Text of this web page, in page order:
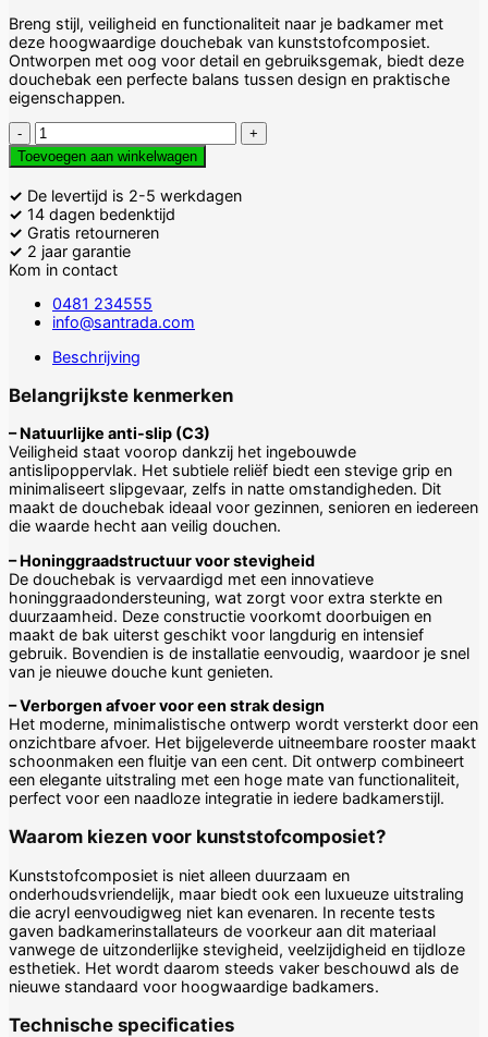
Breng stijl, veiligheid en functionaliteit naar je badkamer met
deze hoogwaardige douchebak van kunststofcomposiet.
Ontworpen met oog voor detail en gebruiksgemak, biedt deze
douchebak een perfecte balans tussen design en praktische
eigenschappen.
Kunststofcomposiet
Douchebak
Wit
90
x
120
x
3
cm
Inclusief
bijpassende
sifon
aantal
Toevoegen aan winkelwagen
✓ De levertijd is 2-5 werkdagen
✓ 14 dagen bedenktijd
✓ Gratis retourneren
✓ 2 jaar garantie
Kom in contact
0481 234555
info@santrada.com
Beschrijving
Belangrijkste kenmerken
– Natuurlijke anti-slip (C3)
Veiligheid staat voorop dankzij het ingebouwde
antislipoppervlak. Het subtiele reliëf biedt een stevige grip en
minimaliseert slipgevaar, zelfs in natte omstandigheden. Dit
maakt de douchebak ideaal voor gezinnen, senioren en iedereen
die waarde hecht aan veilig douchen.
– Honinggraadstructuur voor stevigheid
De douchebak is vervaardigd met een innovatieve
honinggraadondersteuning, wat zorgt voor extra sterkte en
duurzaamheid. Deze constructie voorkomt doorbuigen en
maakt de bak uiterst geschikt voor langdurig en intensief
gebruik. Bovendien is de installatie eenvoudig, waardoor je snel
van je nieuwe douche kunt genieten.
– Verborgen afvoer voor een strak design
Het moderne, minimalistische ontwerp wordt versterkt door een
onzichtbare afvoer. Het bijgeleverde uitneembare rooster maakt
schoonmaken een fluitje van een cent. Dit ontwerp combineert
een elegante uitstraling met een hoge mate van functionaliteit,
perfect voor een naadloze integratie in iedere badkamerstijl.
Waarom kiezen voor kunststofcomposiet?
Kunststofcomposiet is niet alleen duurzaam en
onderhoudsvriendelijk, maar biedt ook een luxueuze uitstraling
die acryl eenvoudigweg niet kan evenaren. In recente tests
gaven badkamerinstallateurs de voorkeur aan dit materiaal
vanwege de uitzonderlijke stevigheid, veelzijdigheid en tijdloze
esthetiek. Het wordt daarom steeds vaker beschouwd als de
nieuwe standaard voor hoogwaardige badkamers.
Technische specificaties